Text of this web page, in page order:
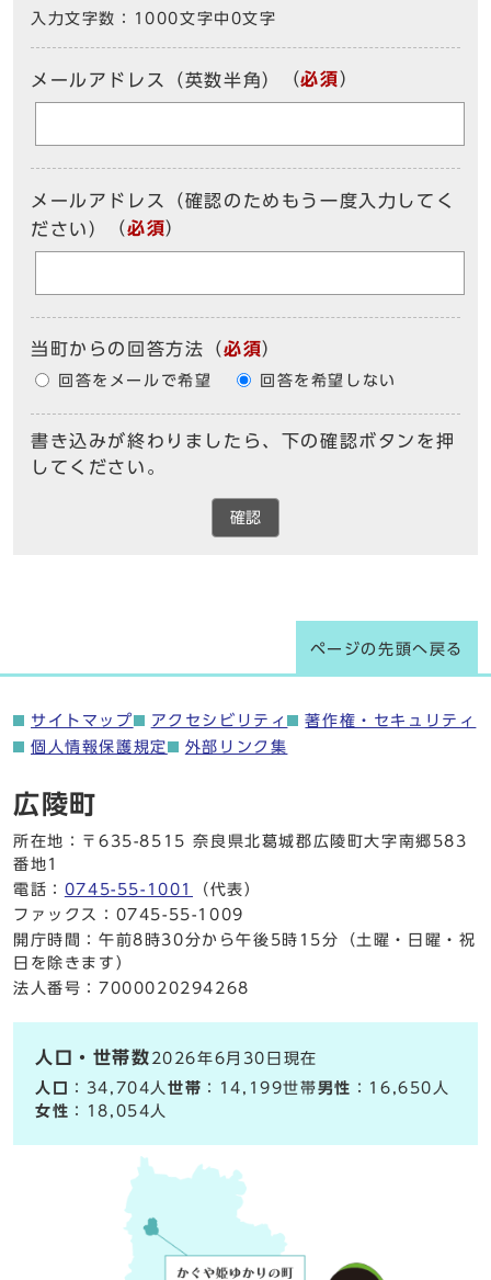
入力文字数： 1000文字中 0文字
メールアドレス（英数半角） （必須）
メールアドレス（確認のためもう一度入力してく
ださい）
（必須）
当町からの回答方法 （必須）
回答をメールで希望 回答を希望しない
書き込みが終わりましたら、下の確認ボタンを押
してください。
確認
ページの先頭へ戻る
サイトマップ アクセシビリティ
著作権・セキュリティ
個人情報保護規定
外部リンク集
広陵町
所在地：〒635-8515 奈良県北葛城郡広陵町大字南郷583
番地1
電話： 0745-55-1001
（代表）
ファックス：0745-55-1009
開庁時間：午前8時30分から午後5時15分（土曜・日曜・祝
日を除きます）
法人番号：7000020294268
人口・世帯数 2026年6月30日現在
人口
：34,704人世帯 ：14,199世帯男性 ：16,650人
女性 ：18,054人